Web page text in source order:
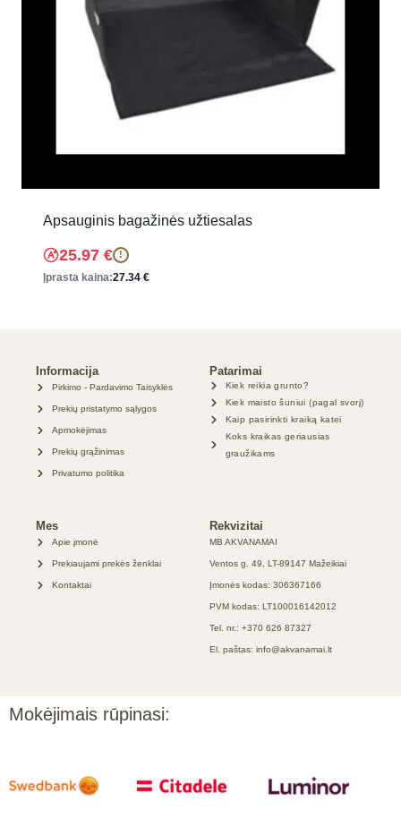
Apsauginis bagažinės užtiesalas
25.97 € !
Įprasta kaina:27.34 €
Informacija
Pirkimo - Pardavimo Taisyklės
Prekių pristatymo sąlygos
Apmokėjimas
Prekių grąžinimas
Privatumo politika
Patarimai
Kiek reikia grunto?
Kiek maisto šuniui (pagal svorį)
Kaip pasirinkti kraiką katei
Koks kraikas geriausias
graužikams
Mes
Apie įmonė
Prekiaujami prekės ženklai
Kontaktai
Rekvizitai
MB AKVANAMAI
Ventos g. 49, LT-89147 Mažeikiai
Įmonės kodas: 306367166
PVM kodas: LT100016142012
Tel. nr.: +370 626 87327
El. paštas: info@akvanamai.lt
Mokėjimais rūpinasi: